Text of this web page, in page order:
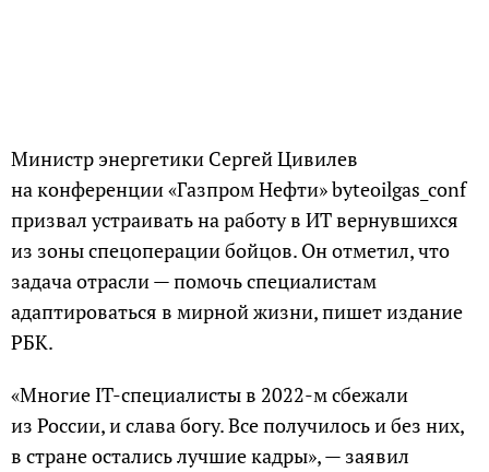
Министр энергетики Сергей Цивилев
на конференции «Газпром Нефти» byteoilgas_conf
призвал устраивать на работу в ИТ вернувшихся
из зоны спецоперации бойцов. Он отметил, что
задача отрасли — помочь специалистам
адаптироваться в мирной жизни, пишет издание
РБК.
«Многие IТ-специалисты в 2022-м сбежали
из России, и слава богу. Все получилось и без них,
в стране остались лучшие кадры», — заявил